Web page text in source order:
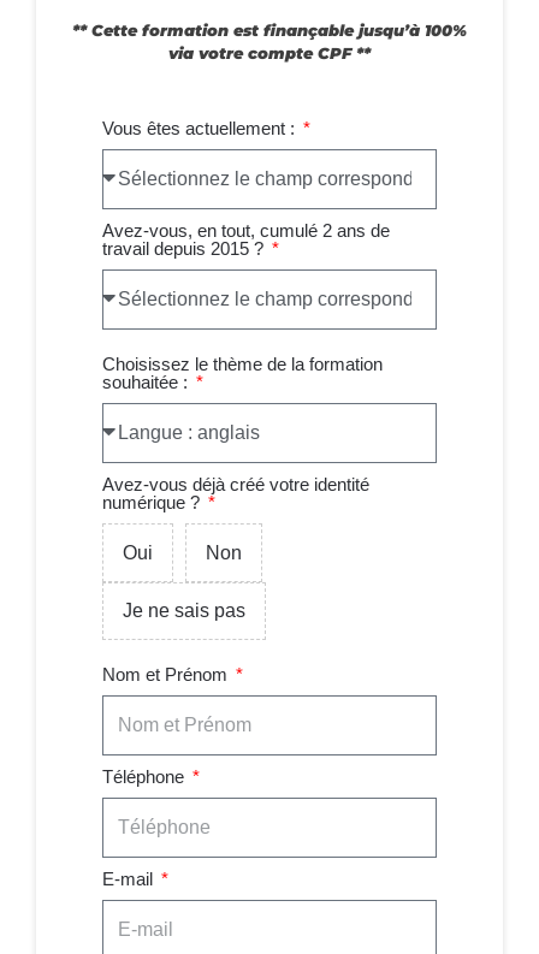
** Cette formation est finançable jusqu’à 100%
via votre compte CPF **
Vous êtes actuellement :
Avez-vous, en tout, cumulé 2 ans de
travail depuis 2015 ?
Choisissez le thème de la formation
souhaitée :
Avez-vous déjà créé votre identité
numérique ?
Oui Non
Je ne sais pas
Nom et Prénom
Téléphone
E-mail